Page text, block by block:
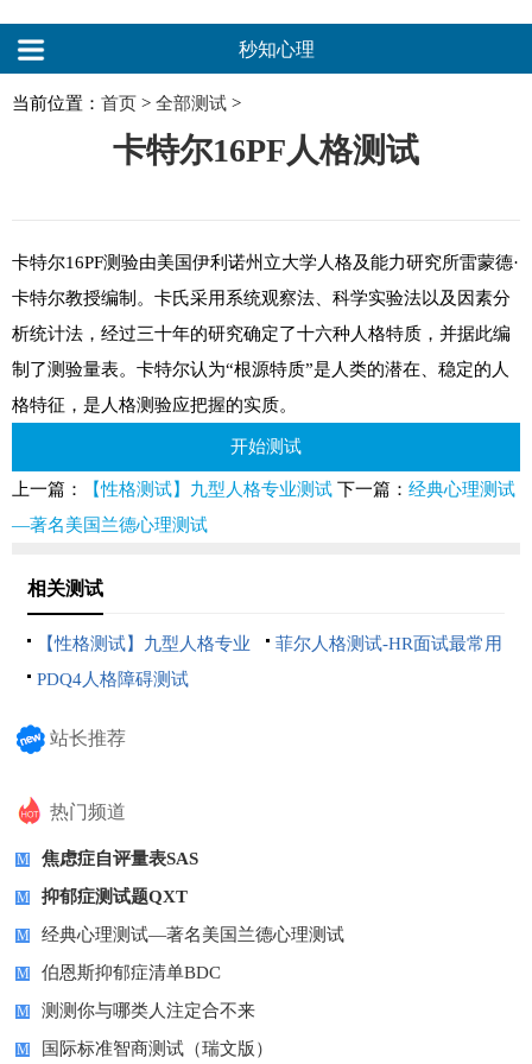
秒知心理
当前位置： 首页 > 全部测试 >
卡特尔16PF人格测试
卡特尔16PF测验由美国伊利诺州立大学人格及能力研究所雷蒙德·
卡特尔教授编制。卡氏采用系统观察法、科学实验法以及因素分
析统计法，经过三十年的研究确定了十六种人格特质，并据此编
制了测验量表。卡特尔认为“根源特质”是人类的潜在、稳定的人
格特征，是人格测验应把握的实质。
开始测试
上一篇： 【性格测试】九型人格专业测试 下一篇： 经典心理测试
—著名美国兰德心理测试
相关测试
【性格测试】九型人格专业
测试
菲尔人格测试-HR面试最常用
PDQ4人格障碍测试
站长推荐
热门频道
M 焦虑症自评量表SAS
M 抑郁症测试题QXT
M 经典心理测试—著名美国兰德心理测试
M 伯恩斯抑郁症清单BDC
M 测测你与哪类人注定合不来
M 国际标准智商测试（瑞文版）